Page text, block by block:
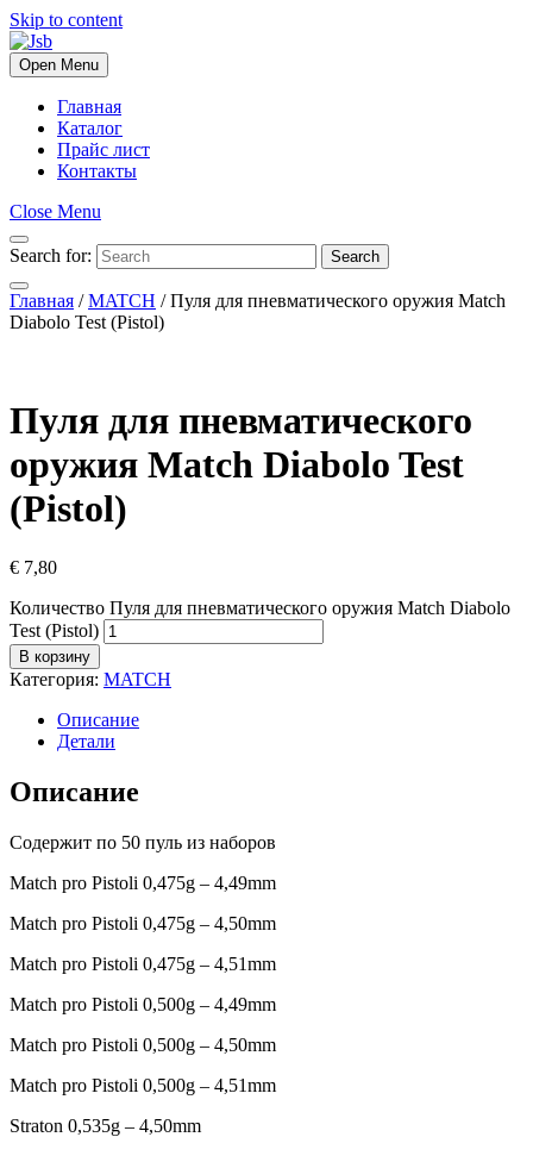
Skip to content
Open Menu
Главная
Каталог
Прайс лист
Контакты
Close Menu
Search for: Search
Главная /MATCH / Пуля для пневматического оружия Match
Diabolo Test (Pistol)
Пуля для пневматического
оружия Match Diabolo Test
(Pistol)
€ 7,80
Количество Пуля для пневматического оружия Match Diabolo
Test (Pistol)
В корзину
Категория: MATCH
Описание
Детали
Описание
Содержит по 50 пуль из наборов
Match pro Pistoli 0,475g – 4,49mm
Match pro Pistoli 0,475g – 4,50mm
Match pro Pistoli 0,475g – 4,51mm
Match pro Pistoli 0,500g – 4,49mm
Match pro Pistoli 0,500g – 4,50mm
Match pro Pistoli 0,500g – 4,51mm
Straton 0,535g – 4,50mm